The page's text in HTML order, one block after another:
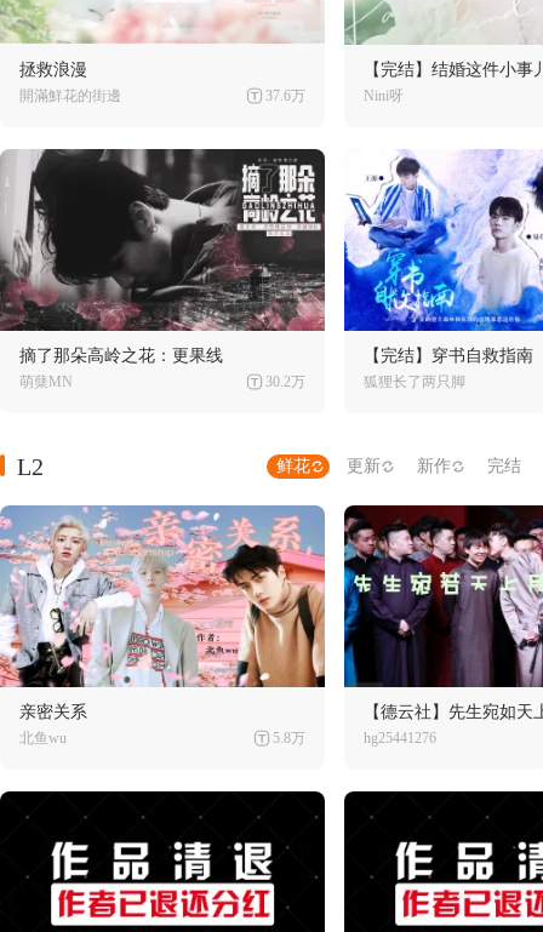
拯救浪漫
開滿鮮花的街邊 37.6万
【完结】结婚这件小事
Nini呀
摘了那朵高岭之花：更果线
萌蘖MN 30.2万
【完结】穿书自救指南
狐狸长了两只脚
L2 鲜花 更新 新作 完结
亲密关系
北鱼wu 5.8万
【德云社】先生宛如天
hg25441276